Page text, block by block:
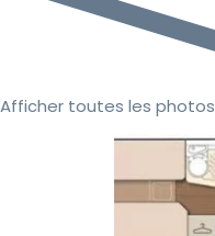
Afficher toutes les photos